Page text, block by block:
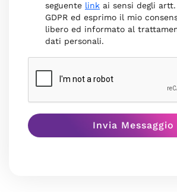
seguente link ai sensi degli artt.
GDPR ed esprimo il mio
libero ed informato al
dati personali.